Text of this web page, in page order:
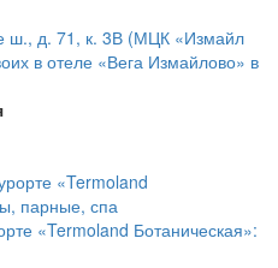
в отеле «Вега Измайлово» в
«Termoland Ботаническая»: